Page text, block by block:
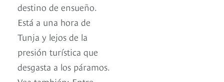
destino de ensueño.
Está a una hora de
Tunja y lejos de la
presión turística que
desgasta a los páramos.